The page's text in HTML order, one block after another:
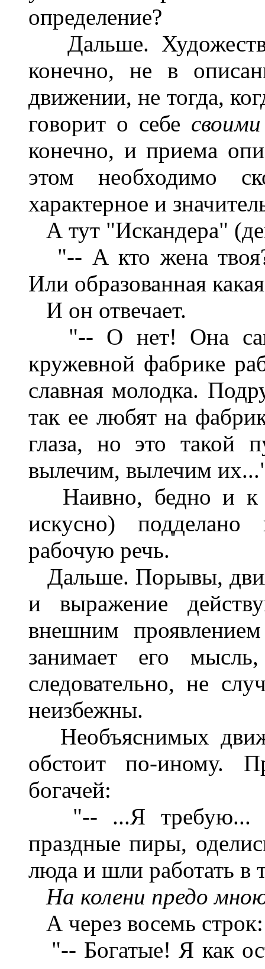
определение?
Дальше.
конечно, не в
движении, не тогда,
говорит о себе
конечно, и приема
этом необходимо
характерное и
А тут "Искандера"
"-- А кто жена
Или образованная
И он отвечает.
"-- О нет! Она
кружевной фабрике
славная молодка.
так ее любят на
глаза, но это
вылечим, вылечим
Наивно, бедно и к
искусно)
рабочую речь.
Дальше. Порывы,
и выражение
внешним
занимает его
следовательно, не
неизбежны.
Необъяснимых
обстоит по-иному.
богачей:
"-- ...Я требую...
праздные пиры,
люда и шли работать в
На колени предо
А через восемь строк:
"-- Богатые! Я как